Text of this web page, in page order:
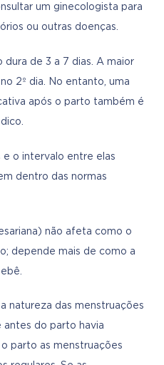
um ginecologista para
ou outras doenças.
dura de 3 a 7 dias. A maior
2º dia. No entanto, uma
após o parto também é
e o intervalo entre elas
dentro das normas
não afeta como o
depende mais de como a
natureza das menstruações
antes do parto havia
o parto as menstruações